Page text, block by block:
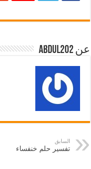
عن abdul202
السابق
تفسير حلم خنفساء